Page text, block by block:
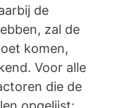
de
zal de
komen,
Voor alle
die de